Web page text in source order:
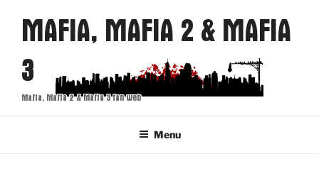
obsahu
webu
MAFIA, MAFIA 2 & MAFIA
3
Mafia, Mafia 2 & Mafia 3 fan web
Menu